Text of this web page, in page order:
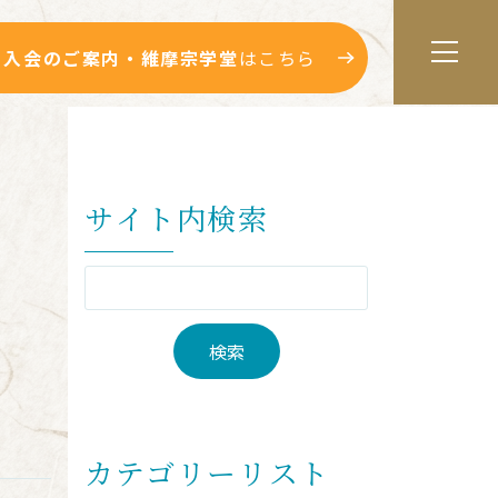
入会のご案内・維摩宗学堂はこちら
サイト内検索
カテゴリーリスト